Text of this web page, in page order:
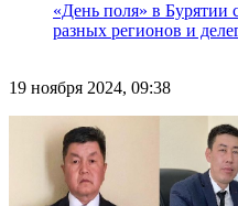
«День поля» в Бурятии
разных регионов и
19 ноября 2024, 09:38